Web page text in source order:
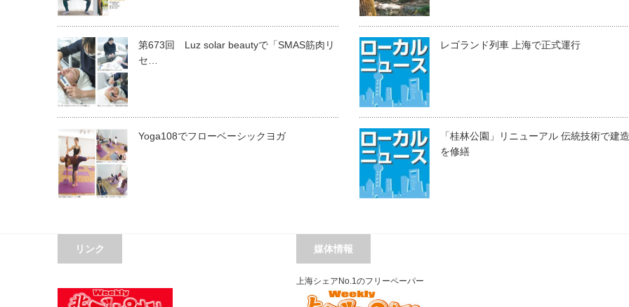
第673回 Luz solar beautyで「SMAS筋肉リ
セ…
Yoga108でフローベーシックヨガ
レゴランド列車 上海で正式運行
「桂林公園」リニューアル 伝統技術で建
を修繕
リンク 媒体情報
上海シェアNo.1のフリーペーパー